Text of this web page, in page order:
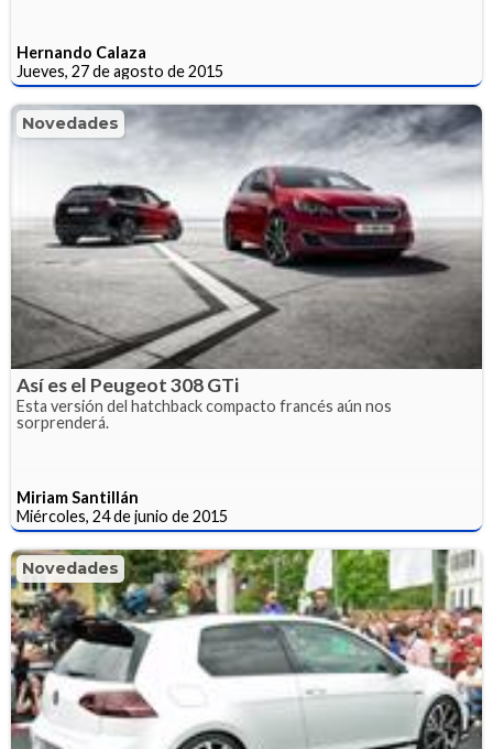
Hernando Calaza
Jueves, 27 de agosto de 2015
Novedades
Así es el Peugeot 308 GTi
Esta versión del hatchback compacto francés aún nos
sorprenderá.
Miriam Santillán
Miércoles, 24 de junio de 2015
Novedades